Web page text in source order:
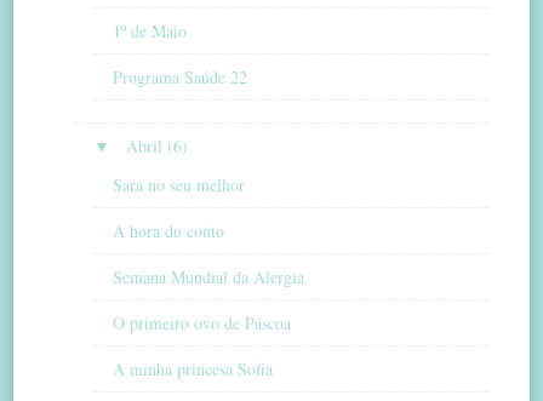
1º de Maio
Programa Saúde 22
▼
Abril (6)
Sara no seu melhor
A hora do conto
Semana Mundial da Alergia
O primeiro ovo de Páscoa
A minha princesa Sofia